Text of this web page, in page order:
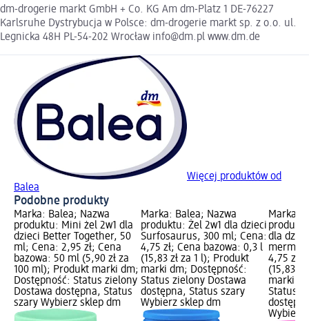
dm-drogerie markt GmbH + Co. KG Am dm-Platz 1 DE-76227
Karlsruhe Dystrybucja w Polsce: dm-drogerie markt sp. z o.o. ul.
Legnicka 48H PL-54-202 Wrocław info@dm.pl www.dm.de
Więcej produktów od
Balea
Podobne produkty
Marka: Balea; Nazwa
produktu: Mini żel 2w1 dla
dzieci Better Together, 50
ml; Cena: 2,95 zł; Cena
bazowa: 50 ml (5,90 zł za
100 ml); Produkt marki dm;
Dostępność: Status zielony
Dostawa dostępna, Status
szary Wybierz sklep dm
Marka: Balea; Nazwa
produktu: Żel 2w1 dla dzieci
Surfosaurus, 300 ml; Cena:
4,75 zł; Cena bazowa: 0,3 l
(15,83 zł za 1 l); Produkt
marki dm; Dostępność:
Status zielony Dostawa
dostępna, Status szary
Wybierz sklep dm
Marka:
dla
4,75 zł;
(15,83
marki
Status
Wybierz